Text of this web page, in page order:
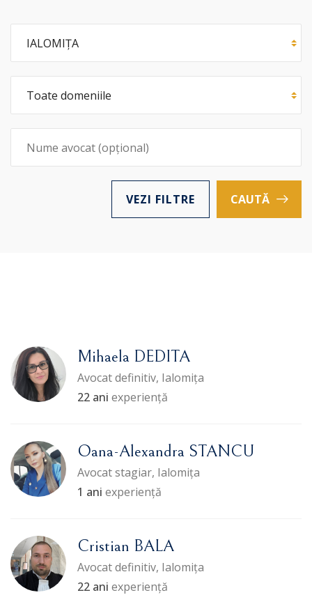
VEZI FILTRE CAUTĂ
Mihaela DEDITA
Avocat definitiv, Ialomița
22 ani experiență
Oana-Alexandra STANCU
Avocat stagiar, Ialomița
1 ani experiență
Cristian BALA
Avocat definitiv, Ialomița
22 ani experiență